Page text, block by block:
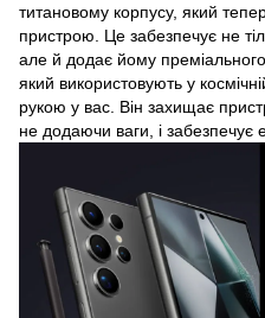
титановому корпусу, який
пристрою. Це забезпечує не
але й додає йому
який використовують у
рукою у вас. Він захищає
не додаючи ваги, і забезпечує